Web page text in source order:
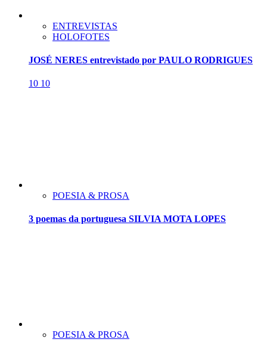
ENTREVISTAS
HOLOFOTES
JOSÉ NERES entrevistado por PAULO RODRIGUES
10 10
POESIA & PROSA
3 poemas da portuguesa SILVIA MOTA LOPES
POESIA & PROSA